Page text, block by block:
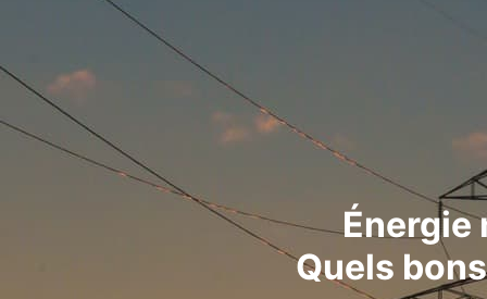
Énergie
Quels